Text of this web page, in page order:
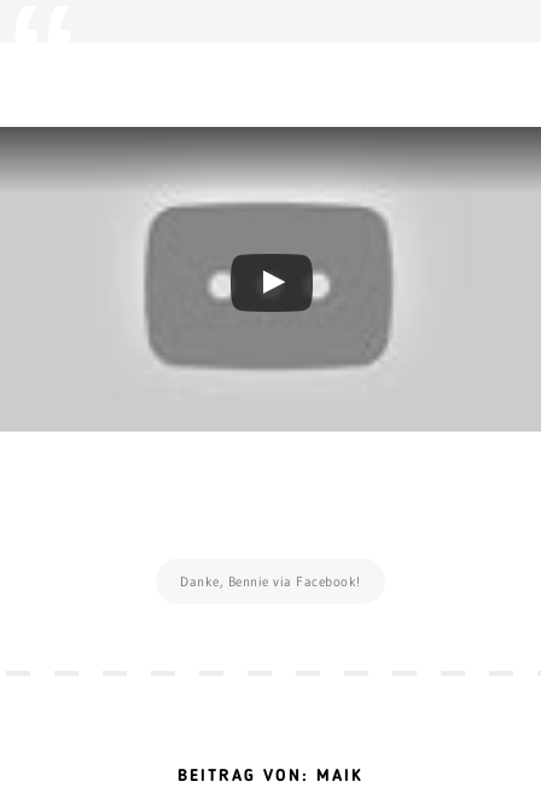
Danke, Bennie via Facebook!
BEITRAG VON: MAIK